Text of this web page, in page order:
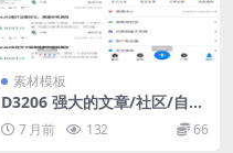
素材模板
D3206 强大的文章/社区/自媒
体客户端源码分享 可打包app
支持小程序
7 月前 132 66